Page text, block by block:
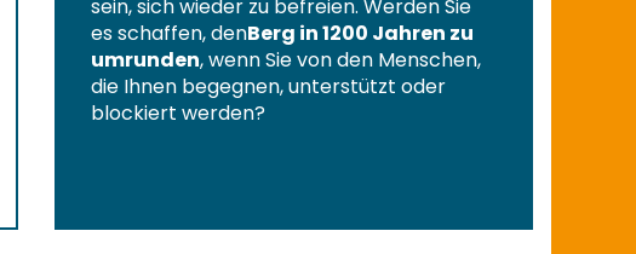
sein, sich wieder zu befreien. Werden Sie
es schaffen, denBerg in 1200 Jahren zu
umrunden, wenn Sie von den Menschen,
die Ihnen begegnen, unterstützt oder
blockiert werden?